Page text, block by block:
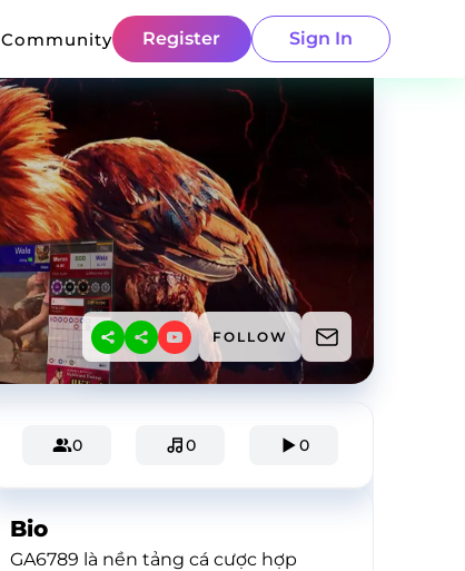
Community Register Sign In
FOLLOW
0 0 0
Bio
GA6789 là nền tảng cá cược hợp